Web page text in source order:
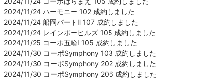
2024/11/24 ハーモニー 102 成約しました
2024/11/24 船岡パートⅡ 107 成約しました
2024/11/24 レインボーヒルズ 105 成約しました
2024/11/25 コーポ五輪Ⅰ 105 成約しました
2024/11/30 コーポSymphony 103 成約しました
2024/11/30 コーポSymphony 202 成約しました
2024/11/30 コーポSymphony 206 成約しました